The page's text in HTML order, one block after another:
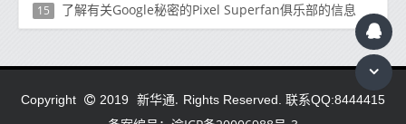
15 了解有关Google秘密的Pixel Superfan俱乐部的信息
Copyright 2019 新华通. Rights Reserved. 联系QQ:8444415